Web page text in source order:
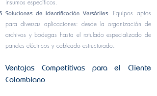
insumos específicos.
Soluciones de Identificación Versátiles:Equipos aptos
para diversas aplicaciones: desde la organización de
archivos y bodegas hasta el rotulado especializado de
paneles eléctricos y cableado estructurado.
Ventajas Competitivas para el Cliente
Colombiano